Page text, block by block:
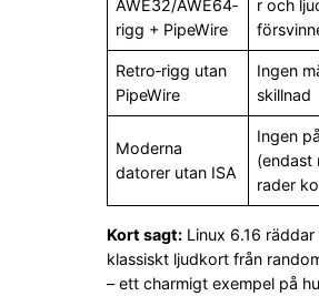
AWE32/AWE64‑
rigg + PipeWire
r och
Retro‑rigg utan
PipeWire
Ingen
skillnad
Moderna
datorer utan ISA
Ingen
(endast
rader
Kort sagt: Linux 6.16
klassiskt ljudkort från
– ett charmigt exempel på